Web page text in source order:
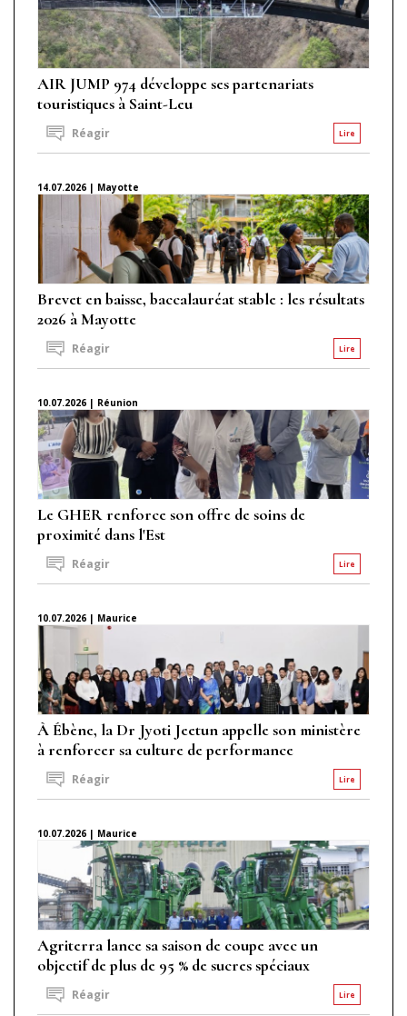
AIR JUMP 974 développe ses partenariats
touristiques à Saint-Leu
Lire
Réagir
14.07.2026 | Mayotte
Brevet en baisse, baccalauréat stable : les résultats
2026 à Mayotte
Lire
Réagir
10.07.2026 | Réunion
Le GHER renforce son offre de soins de
proximité dans l'Est
Lire
Réagir
10.07.2026 | Maurice
À Ébène, la Dr Jyoti Jeetun appelle son ministère
à renforcer sa culture de performance
Lire
Réagir
10.07.2026 | Maurice
Agriterra lance sa saison de coupe avec un
objectif de plus de 95 % de sucres spéciaux
Lire
Réagir